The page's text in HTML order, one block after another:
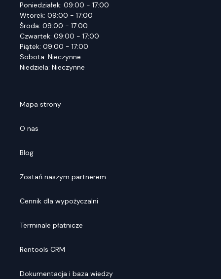
Poniedziałek: 09:00 - 17:00
Wtorek: 09:00 - 17:00
Środa: 09:00 - 17:00
Czwartek: 09:00 - 17:00
Piątek: 09:00 - 17:00
Sobota: Nieczynne
Niedziela: Nieczynne
Mapa strony
O nas
Blog
Zostań naszym partnerem
Cennik dla wypożyczalni
Terminale płatnicze
Rentools CRM
Dokumentacja i baza wiedzy